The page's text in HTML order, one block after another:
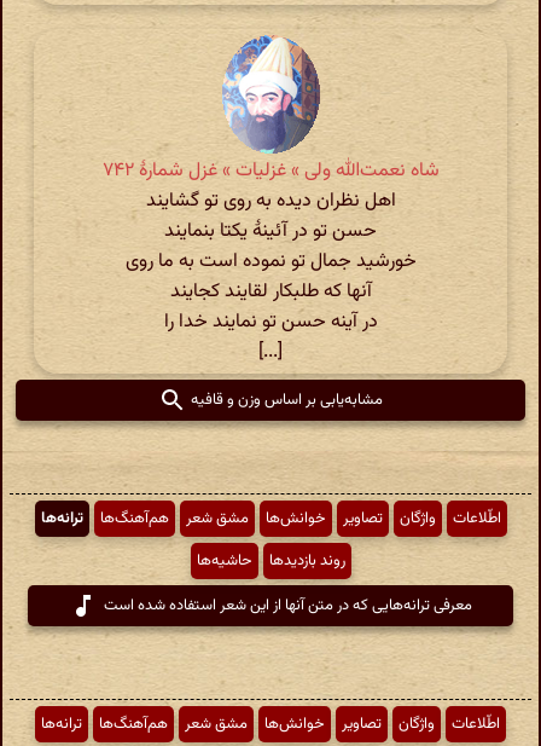
شاه نعمت‌الله ولی » غزلیات » غزل شمارهٔ ۷۴۲
اهل نظران دیده به روی تو گشایند
حسن تو در آئینهٔ یکتا بنمایند
خورشید جمال تو نموده است به ما روی
آنها که طلبکار لقایند کجایند
در آینه حسن تو نمایند خدا را
[...]
مشابه‌یابی بر اساس وزن و قافیه
اطّلاعات واژگان تصاویر خوانش‌ها مشق شعر هم‌آهنگ‌ها
ترانه‌ها
روند بازدیدها
حاشیه‌ها
معرفی ترانه‌هایی که در متن آنها از این شعر استفاده شده است
اطّلاعات واژگان تصاویر خوانش‌ها مشق شعر هم‌آهنگ‌ها
ترانه‌ها